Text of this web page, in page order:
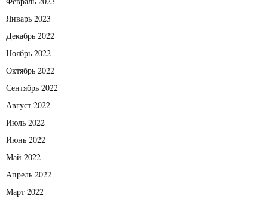
Январь 2023
Декабрь 2022
Ноябрь 2022
Октябрь 2022
Сентябрь 2022
Август 2022
Июль 2022
Июнь 2022
Май 2022
Апрель 2022
Март 2022